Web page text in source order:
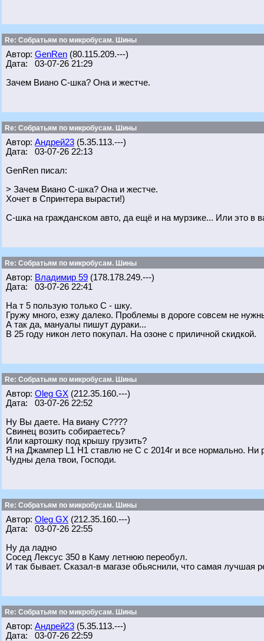
Re: Собратьям по микробусам. Шины
Автор: GenRen (80.115.209.---)
Дата: 03-07-26 21:29
Зачем Виано С-шка? Она и жестче.
Re: Собратьям по микробусам. Шины
Автор: Андрей23 (5.35.113.---)
Дата: 03-07-26 22:13
GenRen писал:
> Зачем Виано С-шка? Она и жестче.
Хочет в Спринтера вырасти!)
С-шка на гражданском авто, да ещё и на мурзике... Или это в
Re: Собратьям по микробусам. Шины
Автор: Владимир 59 (178.178.249.---)
Дата: 03-07-26 22:41
На т 5 пользую только С - шку.
Гружу много, езжу далеко. Проблемы в дороге совсем не
А так да, мануалы пишут дураки...
В 25 году никон лето покупал. На озоне с приличной скидкой.
Re: Собратьям по микробусам. Шины
Автор: Oleg GX (212.35.160.---)
Дата: 03-07-26 22:52
Ну Вы даете. На виану С????
Свинец возить собираетесь?
Или картошку под крышу грузить?
Я на Джампер L1 H1 ставлю не С с 2014г и все нормально. Ни
Чудны дела твои, Господи.
Re: Собратьям по микробусам. Шины
Автор: Oleg GX (212.35.160.---)
Дата: 03-07-26 22:55
Ну да ладно
Сосед Лексус 350 в Каму летнюю переобул.
И так бывает. Сказал-в магазе обьяснили, что самая лучшая
Re: Собратьям по микробусам. Шины
Автор: Андрей23 (5.35.113.---)
Дата: 03-07-26 22:59